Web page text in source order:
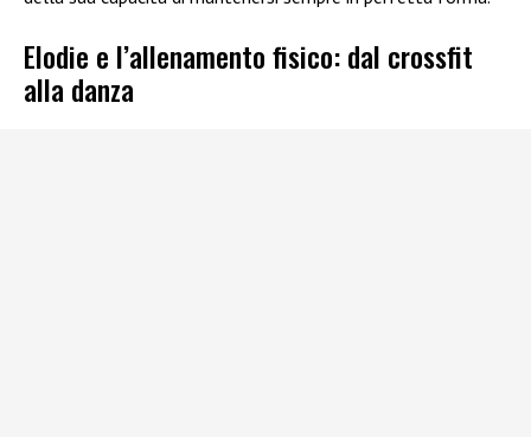
Elodie e l’allenamento fisico: dal crossfit
alla danza